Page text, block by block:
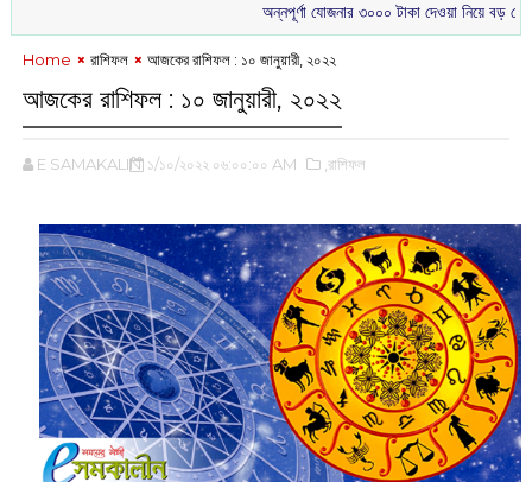
অন্নপূর্ণা যোজনার ৩০০০ টাকা দেওয়া নিয়ে বড় ঘোষণা
Home রাশিফল আজকের রাশিফল : ১০ জানুয়ারী, ২০২২
আজকের রাশিফল : ১০ জানুয়ারী, ২০২২
E SAMAKALIN ১/১০/২০২২ ০৬:০০:০০ AM ,রাশিফল